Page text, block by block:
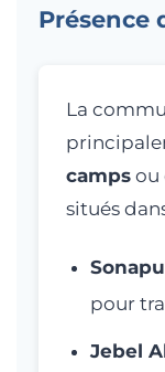
Présence
La
camps ou
situés
pour
Jebel